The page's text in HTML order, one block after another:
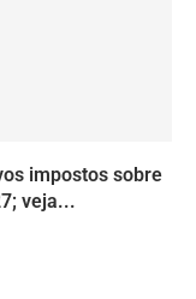
impostos sobre
veja...